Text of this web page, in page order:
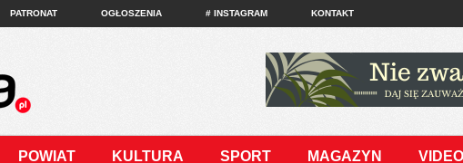
PATRONAT OGŁOSZENIA # INSTAGRAM KONTAKT
POWIAT KULTURA SPORT MAGAZYN VIDEO